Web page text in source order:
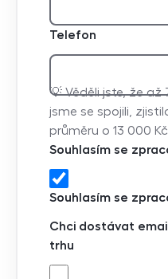
Telefon
💡 Věděli jste, že až
jsme se spojili,
průměru o 13 000
Souhlasím se
Souhlasím se
Chci dostávat
trhu